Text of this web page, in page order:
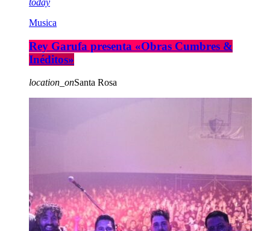
today
Musica
Rey Garufa presenta «Obras Cumbres &
Inéditos»
location_onSanta Rosa